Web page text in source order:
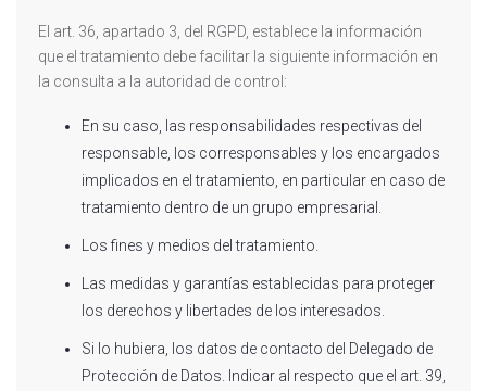
El art. 36, apartado 3, del RGPD, establece la información
que el tratamiento debe facilitar la siguiente información en
la consulta a la autoridad de control:
En su caso, las responsabilidades respectivas del
responsable, los corresponsables y los encargados
implicados en el tratamiento, en particular en caso de
tratamiento dentro de un grupo empresarial.
Los fines y medios del tratamiento.
Las medidas y garantías establecidas para proteger
los derechos y libertades de los interesados.
Si lo hubiera, los datos de contacto del Delegado de
Protección de Datos. Indicar al respecto que el art. 39,